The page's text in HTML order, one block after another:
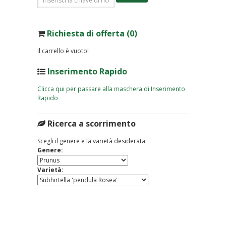
Richiesta di offerta (0)
Il carrello è vuoto!
Inserimento Rapido
Clicca qui per passare alla maschera di Inserimento
Rapido
Ricerca a scorrimento
Scegli il genere e la varietà desiderata.
Genere:
Varietà: